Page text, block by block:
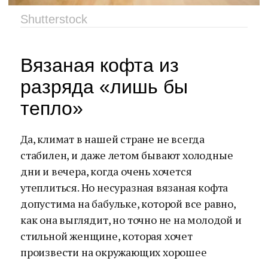
Shutterstock
Вязаная кофта из
разряда «лишь бы
тепло»
Да, климат в нашей стране не всегда
стабилен, и даже летом бывают холодные
дни и вечера, когда очень хочется
утеплиться. Но несуразная вязаная кофта
допустима на бабульке, которой все равно,
как она выглядит, но точно не на молодой и
стильной женщине, которая хочет
произвести на окружающих хорошее